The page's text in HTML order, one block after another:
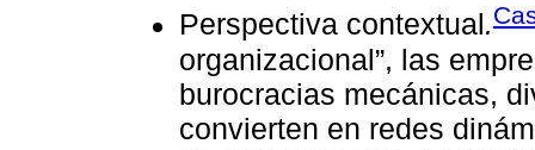
Perspectiva contextual.
organizacional”, las
burocracias mecánicas,
convierten en redes